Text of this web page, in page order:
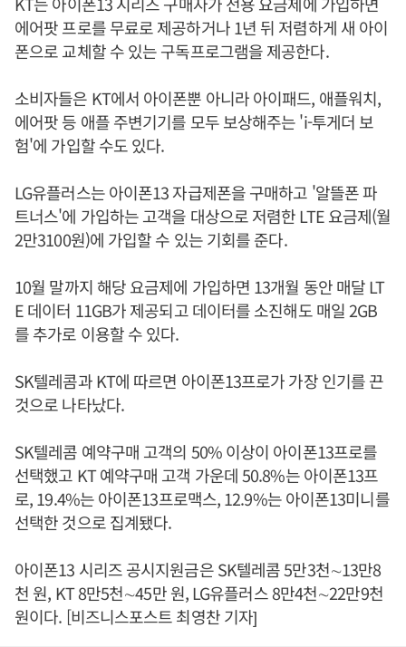
에어팟 프로를 무료로 제공하거나 1년 뒤 저렴하게 새 아이
폰으로 교체할 수 있는 구독프로그램을 제공한다.
소비자들은 KT에서 아이폰뿐 아니라 아이패드, 애플워치,
에어팟 등 애플 주변기기를 모두 보상해주는 'i-투게더 보
험'에 가입할 수도 있다.
LG유플러스는 아이폰13 자급제폰을 구매하고 '알뜰폰 파
트너스'에 가입하는 고객을 대상으로 저렴한 LTE 요금제(월
2만3100원)에 가입할 수 있는 기회를 준다.
10월 말까지 해당 요금제에 가입하면 13개월 동안 매달 LT
E 데이터 11GB가 제공되고 데이터를 소진해도 매일 2GB
를 추가로 이용할 수 있다.
SK텔레콤과 KT에 따르면 아이폰13프로가 가장 인기를 끈
것으로 나타났다.
SK텔레콤 예약구매 고객의 50% 이상이 아이폰13프로를
선택했고 KT 예약구매 고객 가운데 50.8%는 아이폰13프
로, 19.4%는 아이폰13프로맥스, 12.9%는 아이폰13미니를
선택한 것으로 집계됐다.
아이폰13 시리즈 공시지원금은 SK텔레콤 5만3천∼13만8
천 원, KT 8만5천∼45만 원, LG유플러스 8만4천∼22만9천
원이다. [비즈니스포스트 최영찬 기자]